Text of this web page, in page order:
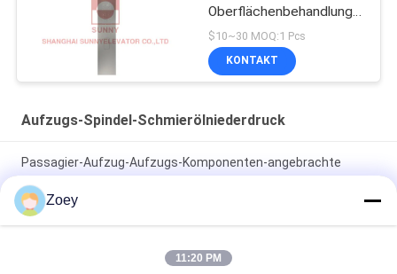
Oberflächenbehandlung
für Fahrgastlift COP
$10~30 MOQ:1 Pcs
KONTAKT
Aufzugs-Spindel-Schmierölniederdruck
Passagier-Aufzug-Aufzugs-Komponenten-angebrachte
eingebettete Oberflächenfestlegung
Fahrstuhl-Lantern Cop Lop Graue Farbe AEC339 für
Zoey
11:20 PM